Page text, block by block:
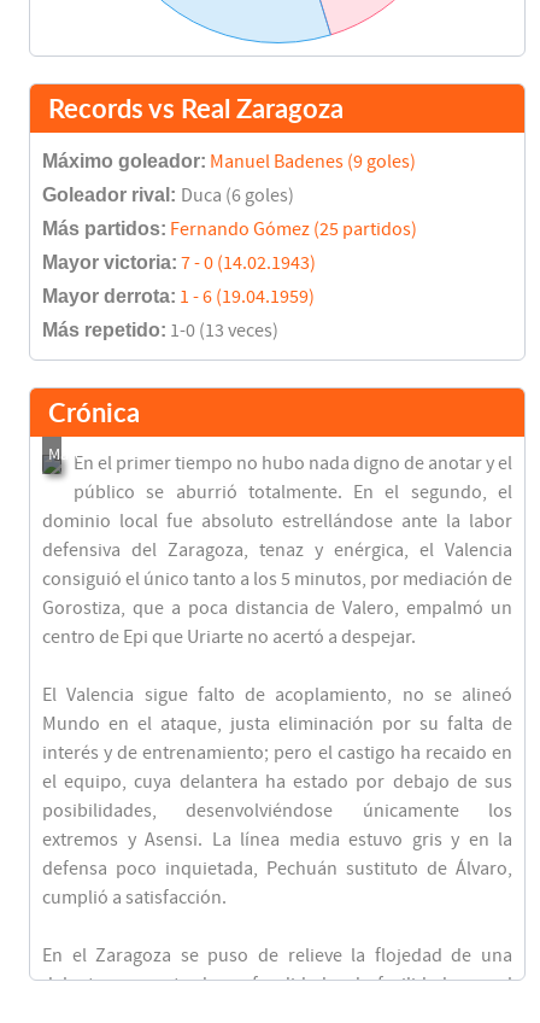
Records vs Real Zaragoza
Máximo goleador: Manuel Badenes (9 goles)
Goleador rival: Duca (6 goles)
Más partidos: Fernando Gómez (25 partidos)
Mayor victoria: 7 - 0 (14.02.1943)
Mayor derrota: 1 - 6 (19.04.1959)
Más repetido: 1-0 (13 veces)
Crónica
En el primer tiempo no hubo nada digno de anotar y el
público se aburrió totalmente. En el segundo, el
dominio local fue absoluto estrellándose ante la labor
defensiva del Zaragoza, tenaz y enérgica, el Valencia
consiguió el único tanto a los 5 minutos, por mediación de
Gorostiza, que a poca distancia de Valero, empalmó un
centro de Epi que Uriarte no acertó a despejar.
El Valencia sigue falto de acoplamiento, no se alineó
Mundo en el ataque, justa eliminación por su falta de
interés y de entrenamiento; pero el castigo ha recaido en
el equipo, cuya delantera ha estado por debajo de sus
posibilidades, desenvolviéndose únicamente los
extremos y Asensi. La línea media estuvo gris y en la
defensa poco inquietada, Pechuán sustituto de Álvaro,
cumplió a satisfacción.
En el Zaragoza se puso de relieve la flojedad de una
delantera carente de profundidad y de facilidad para el